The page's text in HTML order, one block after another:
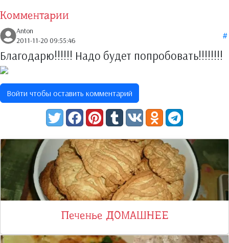
Комментарии
Anton
2011-11-20 09:55:46
Благодарю!!!!!! Надо будет попробовать!!!!!!!!
Войти чтобы оставить комментарий
Печенье ДОМАШНЕЕ